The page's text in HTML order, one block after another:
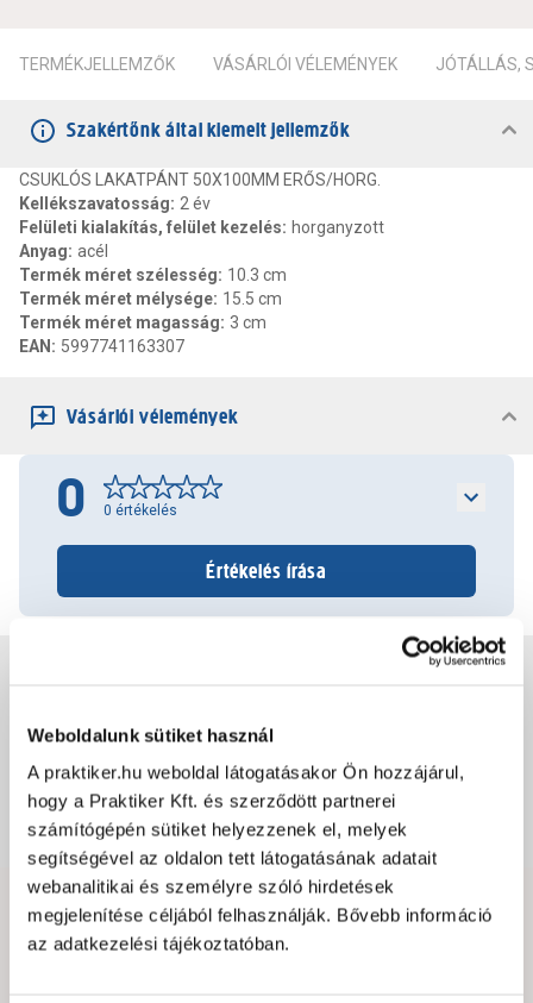
Weboldalunk sütiket használ
A praktiker.hu weboldal látogatásakor Ön hozzájárul,
hogy a Praktiker Kft. és szerződött partnerei
számítógépén sütiket helyezzenek el, melyek
segítségével az oldalon tett látogatásának adatait
webanalitikai és személyre szóló hirdetések
megjelenítése céljából felhasználják. Bővebb információ
az adatkezelési tájékoztatóban.
TERMÉKJELLEMZŐK VÁSÁRLÓI VÉLEMÉNYEK JÓTÁLLÁS,
Szakértőnk által kiemelt jellemzők
CSUKLÓS LAKATPÁNT 50X100MM ERŐS/HORG.
Kellékszavatosság: 2 év
Felületi kialakítás, felület kezelés: horganyzott
Anyag: acél
Termék méret szélesség: 10.3 cm
Termék méret mélysége: 15.5 cm
Termék méret magasság: 3 cm
EAN : 5997741163307
Vásárlói vélemények
0 0 értékelés
Értékelés írása
Dokumentumok, felelős személy
Hibát találtál az oldalon vagy a termék leírásában?
Kérjük jelezd nekünk!